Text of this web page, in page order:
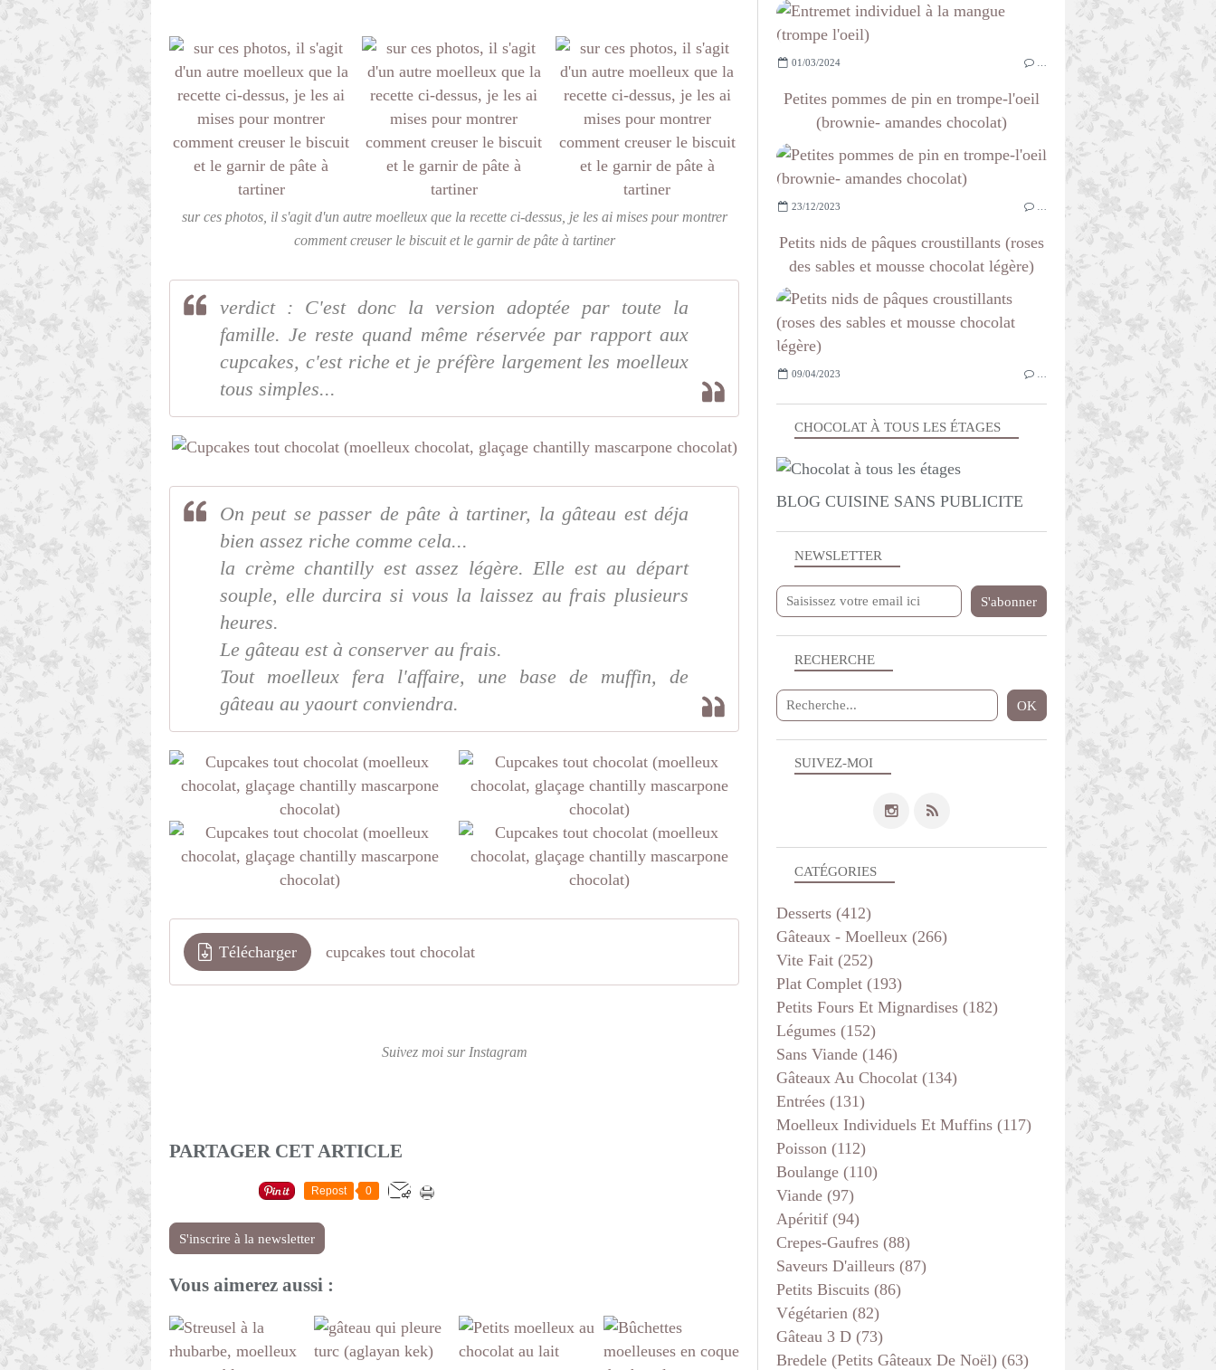
sur ces photos, il s'agit d'un autre moelleux que la recette ci-dessus, je les ai mises pour montrer
comment creuser le biscuit et le garnir de pâte à tartiner
verdict : C'est donc la version adoptée par toute la
famille. Je reste quand même réservée par rapport aux
cupcakes, c'est riche et je préfère largement les moelleux
tous simples...
On peut se passer de pâte à tartiner, la gâteau est déja
bien assez riche comme cela...
la crème chantilly est assez légère. Elle est au départ
souple, elle durcira si vous la laissez au frais plusieurs
heures.
Le gâteau est à conserver au frais.
Tout moelleux fera l'affaire, une base de muffin, de
gâteau au yaourt conviendra.
Télécharger cupcakes tout chocolat
Suivez moi sur Instagram
PARTAGER CET ARTICLE
Repost 0
S'inscrire à la newsletter
Vous aimerez aussi :
NEWSLETTER
SUIVEZ-MOI
RECHERCHE
CHOCOLAT À TOUS LES ÉTAGES
BLOG CUISINE SANS PUBLICITE
01/03/2024
Petites pommes de pin en trompe-l'oeil
(brownie- amandes chocolat)
23/12/2023
Petits nids de pâques croustillants (roses
des sables et mousse chocolat légère)
09/04/2023
CATÉGORIES
Desserts (412)
Gâteaux - Moelleux (266)
Vite Fait (252)
Plat Complet (193)
Petits Fours Et Mignardises (182)
Légumes (152)
Sans Viande (146)
Gâteaux Au Chocolat (134)
Entrées (131)
Moelleux Individuels Et Muffins (117)
Poisson (112)
Boulange (110)
Viande (97)
Apéritif (94)
Crepes-Gaufres (88)
Saveurs D'ailleurs (87)
Petits Biscuits (86)
Végétarien (82)
Gâteau 3 D (73)
Bredele (petits Gâteaux De Noël) (63)